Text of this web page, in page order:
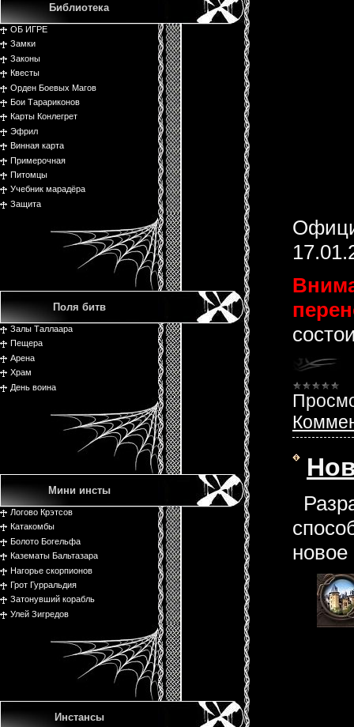
Библиотека
ОБ ИГРЕ
Замки
Законы
Квесты
Орден Боевых Магов
Бои Тарариконов
Карты Конлегрет
Эфрил
Винная карта
Примерочная
Питомцы
Учебник марадёра
Защита
Поля битв
Залы Таллаара
Пещера
Арена
Храм
День воина
Мини инсты
Логово Крэтсов
Катакомбы
Болото Богельфа
Казематы Бальтазара
Нагорье скорпионов
Грот Гурральдия
Затонувший корабль
Улей Зигредов
Инстансы